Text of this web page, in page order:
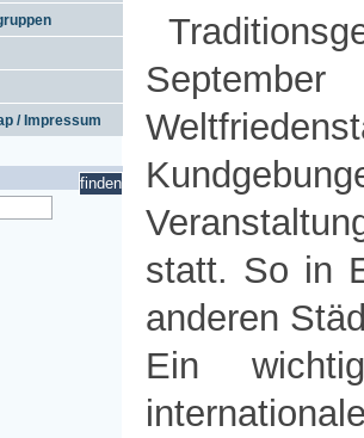
/ Impressum
statt. So in
anderen
Ein